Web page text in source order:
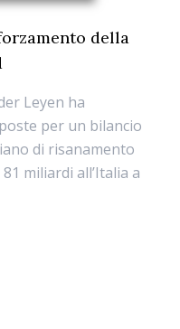
della
Leyen ha
per un bilancio
di risanamento
miliardi all’Italia a